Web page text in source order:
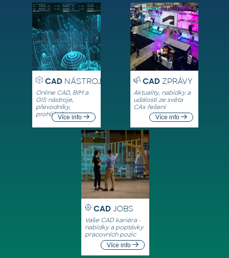
CADNÁSTROJE
Online CAD, BIM a
GIS nástroje,
převodníky,
prohlížečeVíce info
CADZPRÁVY
Aktuality, nabídky a
události ze světa
CAx řešení
Více info
CAD JOBS
Vaše CAD kariéra -
nabídky a poptávky
pracovních pozic
Více info